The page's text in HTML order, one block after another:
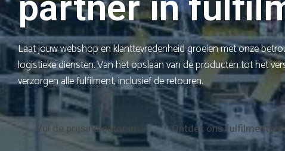
Laat jouw webshop en klanttevredenheid groeien met onze
logistieke diensten. Van het opslaan van de producten tot het
verzorgen alle fulfilment, inclusief de retouren.
Vul de prijsindicator in Ontdek ons